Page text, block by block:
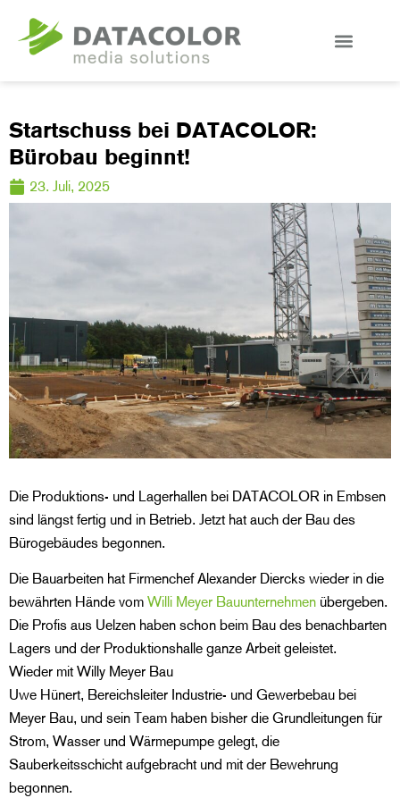
Startschuss bei DATACOLOR:
Bürobau beginnt!
23. Juli, 2025
Die Produktions- und Lagerhallen bei DATACOLOR in Embsen
sind längst fertig und in Betrieb. Jetzt hat auch der Bau des
Bürogebäudes begonnen.
Die Bauarbeiten hat Firmenchef Alexander Diercks wieder in die
bewährten Hände vom Willi Meyer Bauunternehmen übergeben.
Die Profis aus Uelzen haben schon beim Bau des benachbarten
Lagers und der Produktionshalle ganze Arbeit geleistet.
Wieder mit Willy Meyer Bau
Uwe Hünert, Bereichsleiter Industrie- und Gewerbebau bei
Meyer Bau, und sein Team haben bisher die Grundleitungen für
Strom, Wasser und Wärmepumpe gelegt, die
Sauberkeitsschicht aufgebracht und mit der Bewehrung
begonnen.